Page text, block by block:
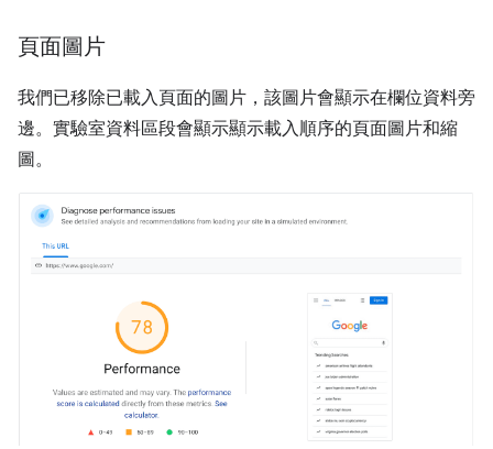
頁面圖片
我們已移除已載入頁面的圖片，該圖片會顯示在欄位資料旁
邊。實驗室資料區段會顯示顯示載入順序的頁面圖片和縮
圖。